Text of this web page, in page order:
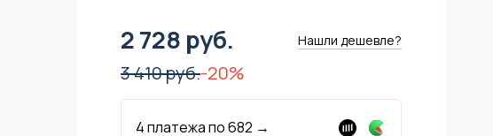
2 728 руб. Нашли дешевле?
3 410 руб.-20%
4 платежа по682 →